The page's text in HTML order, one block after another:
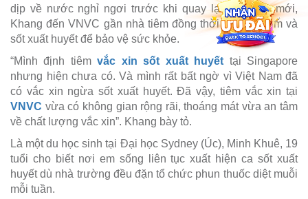
dịp về nước nghỉ ngơi trước khi quay lại năm học mới,
Khang đến VNVC gần nhà tiêm đồng thời vắc xin cúm và
sốt xuất huyết để bảo vệ sức khỏe.
“Mình định tiêmvắc xin sốt xuất huyết tại Singapore
nhưng hiện chưa có. Và mình rất bất ngờ vì Việt Nam đã
có vắc xin ngừa sốt xuất huyết. Đã vậy, tiêm vắc xin tại
VNVC vừa có không gian rộng rãi, thoáng mát vừa an tâm
về chất lượng vắc xin”. Khang bày tỏ.
Là một du học sinh tại Đại học Sydney (Úc), Minh Khuê, 19
tuổi cho biết nơi em sống liên tục xuất hiện ca sốt xuất
huyết dù nhà trường đều đặn tổ chức phun thuốc diệt muỗi
mỗi tuần.